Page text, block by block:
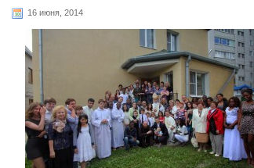
16 июня, 2014